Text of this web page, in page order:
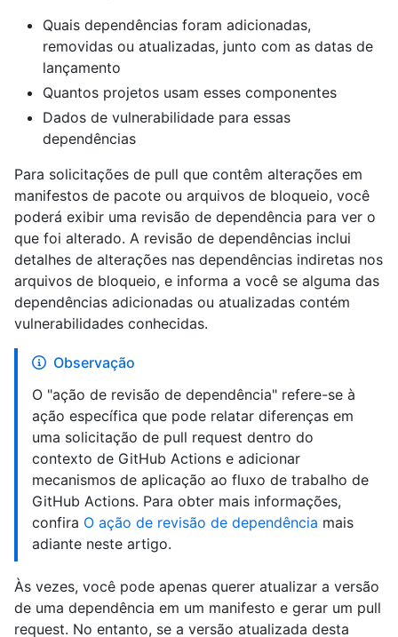
Quais dependências foram adicionadas,
removidas ou atualizadas, junto com as datas de
lançamento
Quantos projetos usam esses componentes
Dados de vulnerabilidade para essas
dependências
Para solicitações de pull que contêm alterações em
manifestos de pacote ou arquivos de bloqueio, você
poderá exibir uma revisão de dependência para ver o
que foi alterado. A revisão de dependências inclui
detalhes de alterações nas dependências indiretas nos
arquivos de bloqueio, e informa a você se alguma das
dependências adicionadas ou atualizadas contém
vulnerabilidades conhecidas.
Observação
O "ação de revisão de dependência" refere-se à
ação específica que pode relatar diferenças em
uma solicitação de pull request dentro do
contexto de GitHub Actions e adicionar
mecanismos de aplicação ao fluxo de trabalho de
GitHub Actions. Para obter mais informações,
confira O ação de revisão de dependência mais
adiante neste artigo.
Às vezes, você pode apenas querer atualizar a versão
de uma dependência em um manifesto e gerar um pull
request. No entanto, se a versão atualizada desta